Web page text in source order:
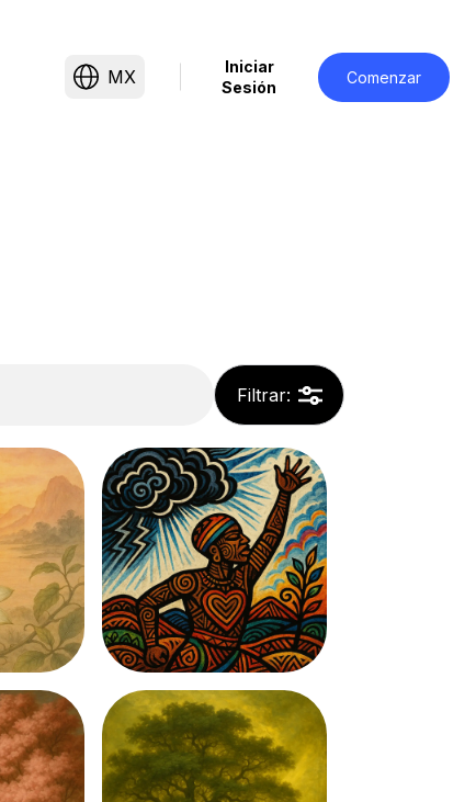
MX
Iniciar
Sesión
Comenzar
Filtrar: